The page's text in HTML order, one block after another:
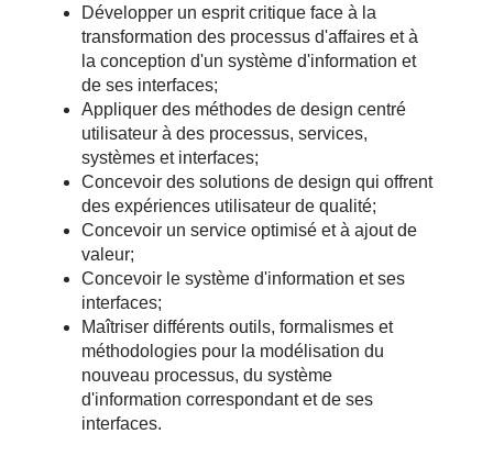
Développer un esprit critique face à la
transformation des processus d'affaires et à
la conception d'un système d'information et
de ses interfaces;
Appliquer des méthodes de design centré
utilisateur à des processus, services,
systèmes et interfaces;
Concevoir des solutions de design qui offrent
des expériences utilisateur de qualité;
Concevoir un service optimisé et à ajout de
valeur;
Concevoir le système d'information et ses
interfaces;
Maîtriser différents outils, formalismes et
méthodologies pour la modélisation du
nouveau processus, du système
d'information correspondant et de ses
interfaces.